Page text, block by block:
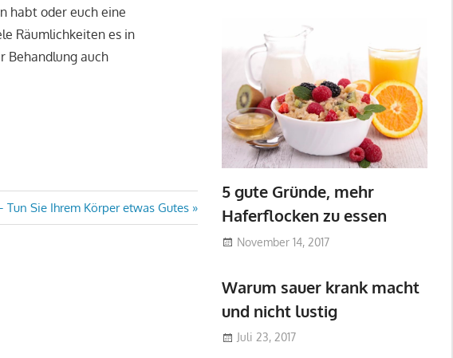
habt oder euch eine
Räumlichkeiten es in
Behandlung auch
Tun Sie Ihrem Körper etwas Gutes
5 gute Gründe, mehr
Haferflocken zu essen
November 14, 2017
Warum sauer krank macht
und nicht lustig
Juli 23, 2017